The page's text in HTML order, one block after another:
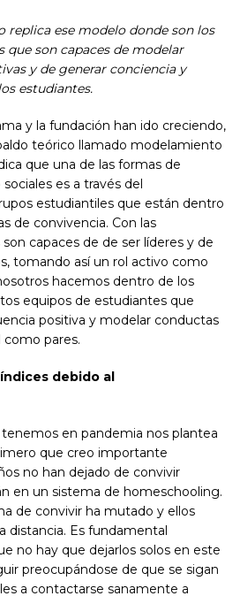
replica ese modelo donde son los
que son capaces de modelar
y de generar conciencia y
estudiantes.
y la fundación han ido creciendo,
teórico llamado modelamiento
que una de las formas de
es a través del
estudiantiles que están dentro
de convivencia. Con las
capaces de de ser líderes y de
tomando así un rol activo como
hacemos dentro de los
equipos de estudiantes que
positiva y modelar conductas
como pares.
debido al
en pandemia nos plantea
que creo importante
no han dejado de convivir
en un sistema de homeschooling.
de convivir ha mutado y ellos
distancia. Es fundamental
no hay que dejarlos solos en este
preocupándose de que se sigan
a contactarse sanamente a